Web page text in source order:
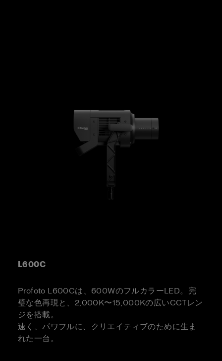
L600C
Profoto L600Cは、600WのフルカラーLED。完
璧な色再現と、2,000K〜15,000Kの広いCCTレン
ジを搭載。
速く、パワフルに、クリエイティブのために生ま
れた一台。